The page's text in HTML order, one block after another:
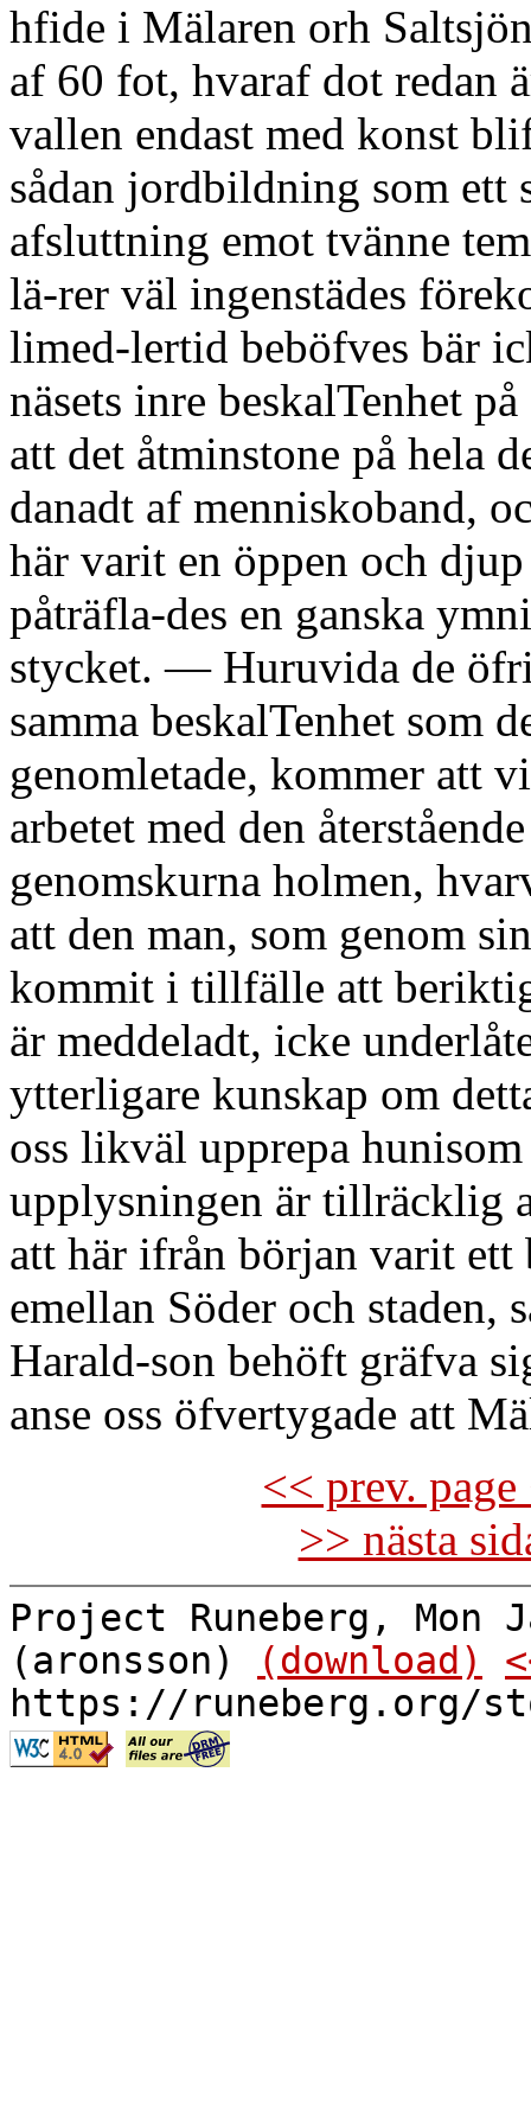
hfide i Mälaren orh
af 60 fot, hvaraf dot redan
vallen endast med konst
sådan jordbildning som ett
afsluttning emot tvänne
lä-rer väl ingenstädes
limed-lertid beböfves bär
näsets inre beskalTenhet
att det åtminstone på hela
danadt af menniskoband,
här varit en öppen och
påträfla-des en ganska
stycket. — Huruvida de
samma beskalTenhet som
genomletade, kommer att
arbetet med den
genomskurna holmen,
att den man, som genom
kommit i tillfälle att
är meddeladt, icke
ytterligare kunskap om
oss likväl upprepa
upplysningen är tillräcklig
att här ifrån början varit ett
emellan Söder och staden,
Harald-son behöft gräfva
anse oss öfvertygade att
<< prev.
>> nästa
Project Runeberg, Mon
(aronsson)
(download)
https://runeberg.org/